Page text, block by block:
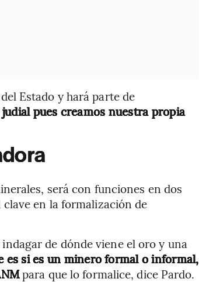
Estado y hará parte de
pues creamos nuestra propia
será con funciones en dos
en la formalización de
de dónde viene el oro y una
es si es un minero formal o informal,
para que lo formalice, dice Pardo.